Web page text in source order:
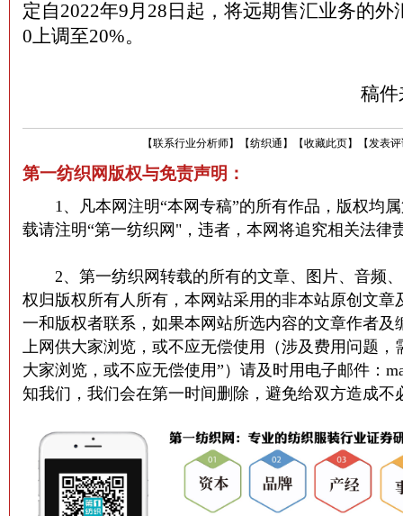
定自2022年9月28日起，将远期售汇业务的外
0上调至20%。
稿件
【发表
【收藏此页】
【纺织通 】
【联系行业分析师】
第一纺织网版权与免责声明：
1、凡本网注明“本网专稿”的所有作品，版权均属
载请注明“第一纺织网"，违者，本网将追究相关法律
2、第一纺织网转载的所有的文章、图片、音频、
权归版权所有人所有，本网站采用的非本站原创文章
一和版权者联系，如果本网站所选内容的文章作者及
上网供大家浏览，或不应无偿使用（涉及费用问题，
大家浏览，或不应无偿使用”）请及时用电子邮件：
知我们，我们会在第一时间删除，避免给双方造成